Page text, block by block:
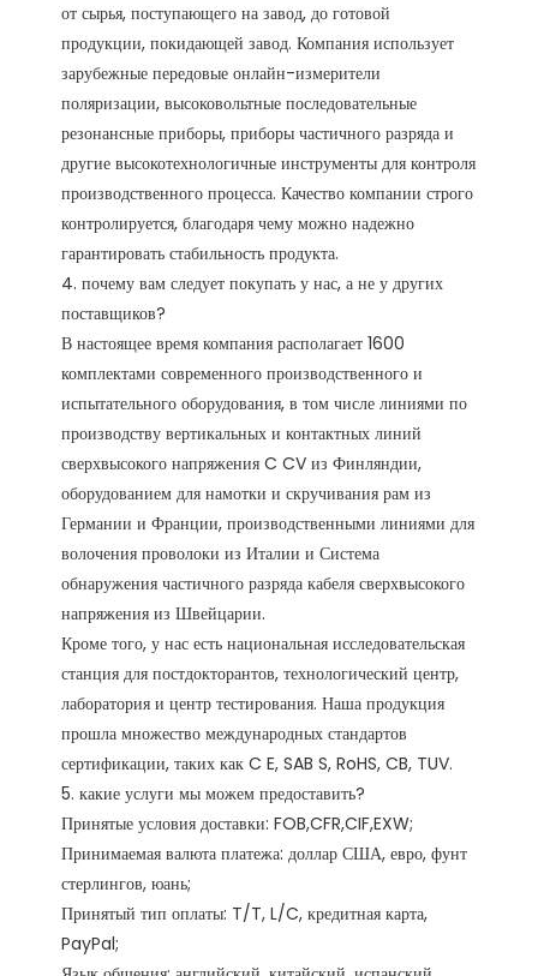
от сырья, поступающего на завод, до готовой
продукции, покидающей завод. Компания использует
зарубежные передовые онлайн-измерители
поляризации, высоковольтные последовательные
резонансные приборы, приборы частичного разряда и
другие высокотехнологичные инструменты для контроля
производственного процесса. Качество компании строго
контролируется, благодаря чему можно надежно
гарантировать стабильность продукта.
4. почему вам следует покупать у нас, а не у других
поставщиков?
В настоящее время компания располагает 1600
комплектами современного производственного и
испытательного оборудования, в том числе линиями по
производству вертикальных и контактных линий
сверхвысокого напряжения C CV из Финляндии,
оборудованием для намотки и скручивания рам из
Германии и Франции, производственными линиями для
волочения проволоки из Италии и Система
обнаружения частичного разряда кабеля сверхвысокого
напряжения из Швейцарии.
Кроме того, у нас есть национальная исследовательская
станция для постдокторантов, технологический центр,
лаборатория и центр тестирования. Наша продукция
прошла множество международных стандартов
сертификации, таких как C E, SAB S, RoHS, CB, TUV.
5. какие услуги мы можем предоставить?
Принятые условия доставки: FOB,CFR,CIF,EXW;
Принимаемая валюта платежа: доллар США, евро, фунт
стерлингов, юань;
Принятый тип оплаты: T/T, L/C, кредитная карта,
PayPal;